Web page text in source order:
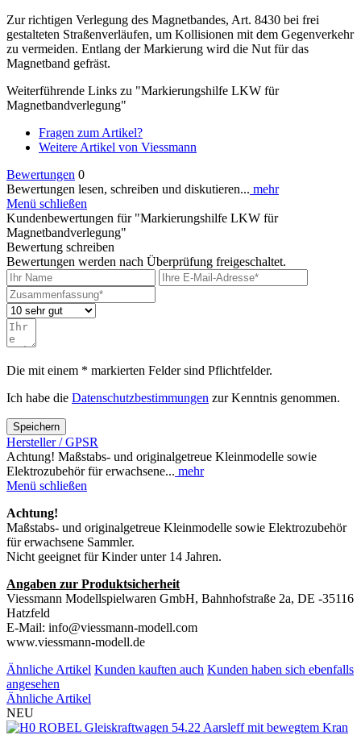
Zur richtigen Verlegung des Magnetbandes, Art. 8430 bei frei
gestalteten Straßenverläufen, um Kollisionen mit dem Gegenverkehr
zu vermeiden. Entlang der Markierung wird die Nut für das
Magnetband gefräst.
Weiterführende Links zu "Markierungshilfe LKW für
Magnetbandverlegung"
Fragen zum Artikel?
Weitere Artikel von Viessmann
Bewertungen 0
Bewertungen lesen, schreiben und diskutieren... mehr
Menü schließen
Kundenbewertungen für "Markierungshilfe LKW für
Magnetbandverlegung"
Bewertung schreiben
Bewertungen werden nach Überprüfung freigeschaltet.
Die mit einem * markierten Felder sind Pflichtfelder.
Ich habe die Datenschutzbestimmungen zur Kenntnis genommen.
Speichern
Hersteller / GPSR
Achtung! Maßstabs- und originalgetreue Kleinmodelle sowie
Elektrozubehör für erwachsene... mehr
Menü schließen
Achtung!
Maßstabs- und originalgetreue Kleinmodelle sowie Elektrozubehör
für erwachsene Sammler.
Nicht geeignet für Kinder unter 14 Jahren.
Angaben zur Produktsicherheit
Viessmann Modellspielwaren GmbH, Bahnhofstraße 2a, DE -35116
Hatzfeld
E-Mail: info@viessmann-modell.com
www.viessmann-modell.de
Ähnliche Artikel Kunden kauften auch Kunden haben sich ebenfalls
angesehen
Ähnliche Artikel
NEU